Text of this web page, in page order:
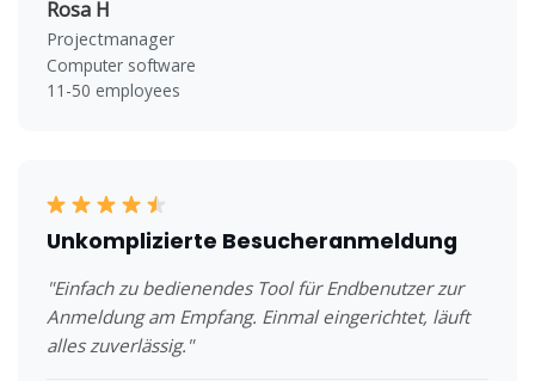
Rosa H
Projectmanager
Computer software
11-50 employees
Unkomplizierte Besucheranmeldung
"Einfach zu bedienendes Tool für Endbenutzer zur
Anmeldung am Empfang. Einmal eingerichtet, läuft
alles zuverlässig."